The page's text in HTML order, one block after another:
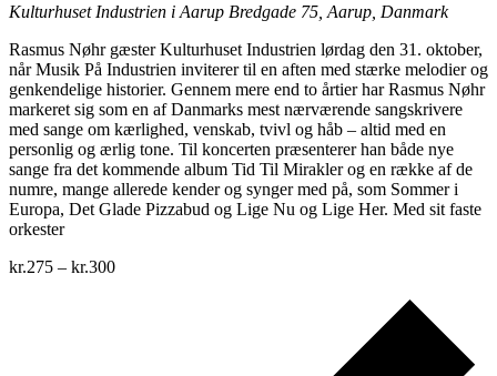
Kulturhuset Industrien i Aarup Bredgade 75, Aarup, Danmark
Rasmus Nøhr gæster Kulturhuset Industrien lørdag den 31. oktober,
når Musik På Industrien inviterer til en aften med stærke melodier og
genkendelige historier. Gennem mere end to årtier har Rasmus Nøhr
markeret sig som en af Danmarks mest nærværende sangskrivere
med sange om kærlighed, venskab, tvivl og håb – altid med en
personlig og ærlig tone. Til koncerten præsenterer han både nye
sange fra det kommende album Tid Til Mirakler og en række af de
numre, mange allerede kender og synger med på, som Sommer i
Europa, Det Glade Pizzabud og Lige Nu og Lige Her. Med sit faste
orkester
kr.275 – kr.300